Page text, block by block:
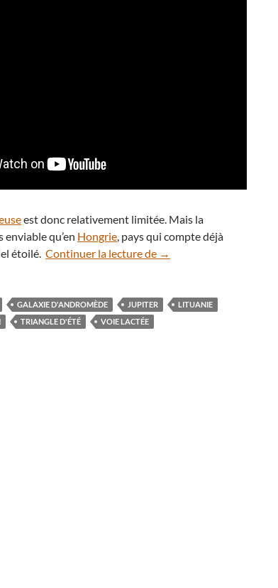
est donc relativement limitée. Mais la
qu’en Hongrie, pays qui compte déjà
étoilé. Continuer la lecture de En vidéo : les nuits
→
GALAXIE D'ANDROMÈDE JUPITER
LITUANIE
TRIANGLE D'ÉTÉ VOIE LACTÉE